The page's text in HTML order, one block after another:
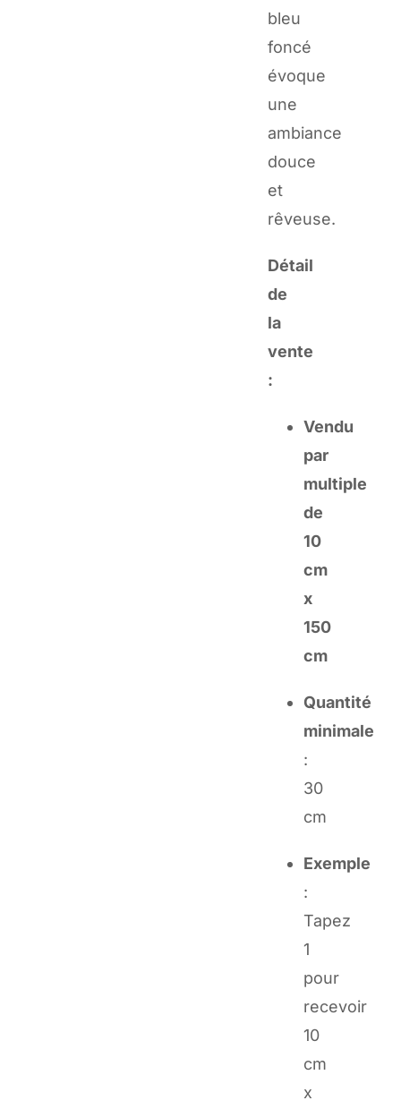
bleu
foncé
évoque
une
ambiance
douce
et
rêveuse.
Détail
de
la
vente
:
Vendu
par
multiple
de
10
cm
x
150
cm
Quantité
minimale
:
30
cm
Exemple
:
Tapez
1
pour
recevoir
10
cm
x